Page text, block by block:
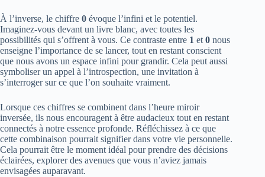
À l’inverse, le chiffre 0 évoque l’infini et le potentiel.
Imaginez-vous devant un livre blanc, avec toutes les
possibilités qui s’offrent à vous. Ce contraste entre 1 et 0 nous
enseigne l’importance de se lancer, tout en restant conscient
que nous avons un espace infini pour grandir. Cela peut aussi
symboliser un appel à l’introspection, une invitation à
s’interroger sur ce que l’on souhaite vraiment.
Lorsque ces chiffres se combinent dans l’heure miroir
inversée, ils nous encouragent à être audacieux tout en restant
connectés à notre essence profonde. Réfléchissez à ce que
cette combinaison pourrait signifier dans votre vie personnelle.
Cela pourrait être le moment idéal pour prendre des décisions
éclairées, explorer des avenues que vous n’aviez jamais
envisagées auparavant.